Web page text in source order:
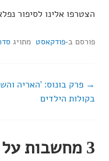
הצטרפו אלינו לסיפור
פורסם ב-פודקאסט מתויג
ניווט
פרק בונוס: 'האריה
בקולות הילדים
3 מחשבות על “